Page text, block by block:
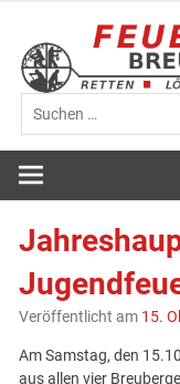
springen
Veröffentlicht am 15.
Am Samstag, den
aus allen vier